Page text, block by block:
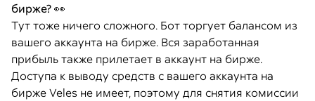
бирже?👀
Тут тоже ничего сложного. Бот торгует балансом из
вашего аккаунта на бирже. Вся заработанная
прибыль также прилетает в аккаунт на бирже.
Доступа к выводу средств с вашего аккаунта на
бирже Veles не имеет, поэтому для снятия комиссии